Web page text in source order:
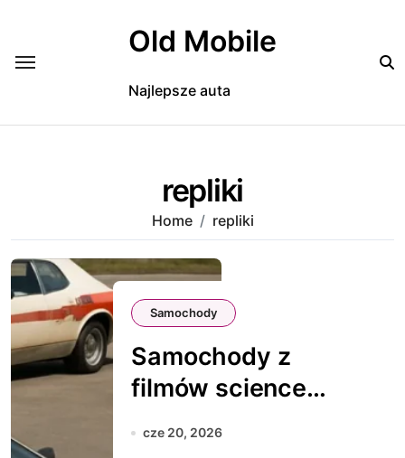
Old Mobile
Najlepsze auta
repliki
Home repliki
Samochody
Samochody z
filmów science
fiction, które
cze 20, 2026